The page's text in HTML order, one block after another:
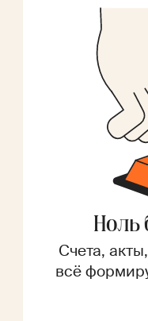
Ноль
Счета,
всё